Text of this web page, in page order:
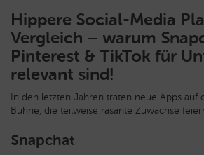
Hippere Social-Media
Vergleich – warum
Pinterest & TikTok für
relevant sind!
In den letzten Jahren traten neue Apps auf
Bühne, die teilweise rasante Zuwächse
Snapchat